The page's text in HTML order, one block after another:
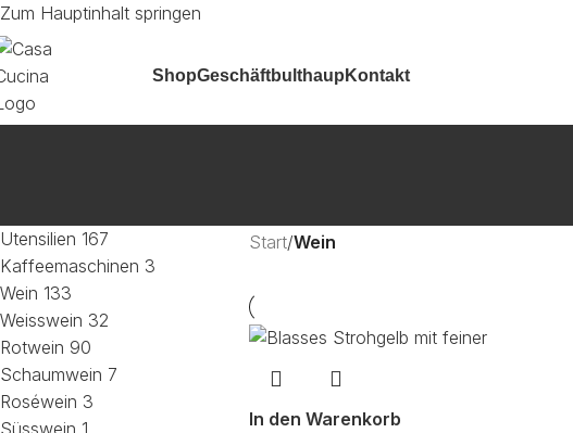
Zum Hauptinhalt springen
ShopGeschäftbulthaup Kontakt
Utensilien 167
Kaffeemaschinen 3
Wein 133
Weisswein 32
Rotwein 90
Schaumwein 7
Roséwein 3
Süsswein 1
Start/Wein
In den Warenkorb